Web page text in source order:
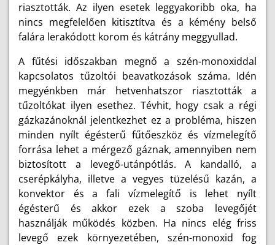
riasztották. Az ilyen esetek leggyakoribb oka, ha
nincs megfelelően kitisztítva és a kémény belső
falára lerakódott korom és kátrány meggyullad.
A fűtési időszakban megnő a szén-monoxiddal
kapcsolatos tűzoltói beavatkozások száma. Idén
megyénkben már hetvenhatszor riasztották a
tűzoltókat ilyen esethez. Tévhit, hogy csak a régi
gázkazánoknál jelentkezhet ez a probléma, hiszen
minden nyílt égésterű fűtőeszköz és vízmelegítő
forrása lehet a mérgező gáznak, amennyiben nem
biztosított a levegő-utánpótlás. A kandalló, a
cserépkályha, illetve a vegyes tüzelésű kazán, a
konvektor és a fali vízmelegítő is lehet nyílt
égésterű és akkor ezek a szoba levegőjét
használják működés közben. Ha nincs elég friss
levegő ezek környezetében, szén-monoxid fog